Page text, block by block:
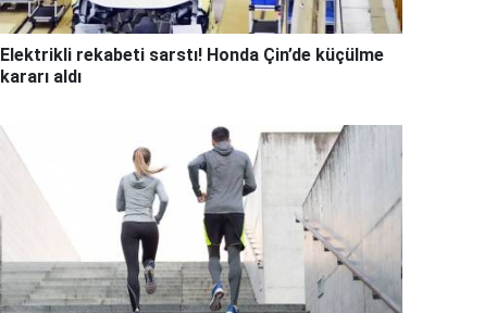
Elektrikli rekabeti sarstı! Honda Çin’de küçülme
kararı aldı